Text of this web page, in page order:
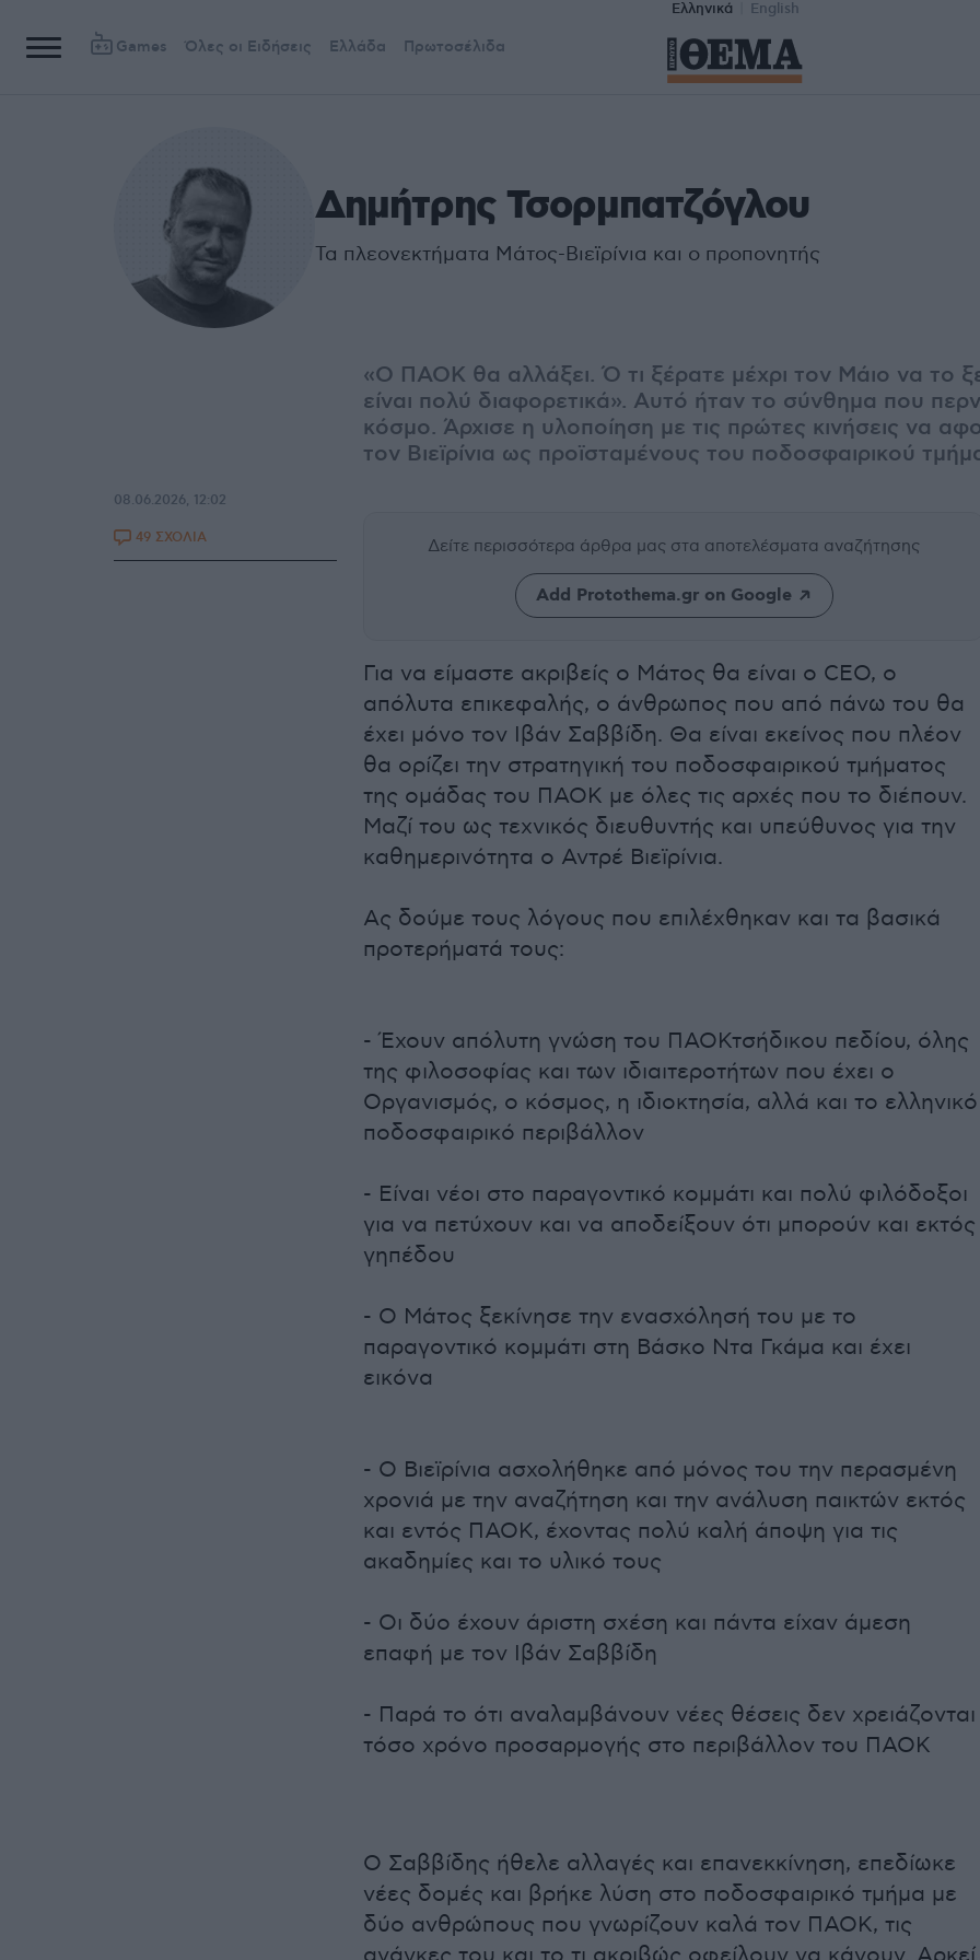
Ελληνικά English
Games Όλες οι Ειδήσεις Ελλάδα Πρωτοσέλιδα
Δημήτρης Τσορμπατζόγλου
Τα πλεονεκτήματα Μάτος-Βιεϊρίνια και ο προπονητής
«Ο ΠΑΟΚ θα αλλάξει. Ό τι ξέρατε μέχρι τον Μάιο να το
είναι πολύ διαφορετικά». Αυτό ήταν το σύνθημα που
κόσμο. Άρχισε η υλοποίηση με τις πρώτες κινήσεις να
τον Βιεϊρίνια ως προϊσταμένους του ποδοσφαιρικού
Δείτε περισσότερα άρθρα μας στα αποτελέσματα αναζήτησης
Add Protothema.gr on Google
Για να είμαστε ακριβείς ο Μάτος θα είναι ο CEO, ο
απόλυτα επικεφαλής, ο άνθρωπος που από πάνω του θα
έχει μόνο τον Ιβάν Σαββίδη. Θα είναι εκείνος που πλέον
θα ορίζει την στρατηγική του ποδοσφαιρικού τμήματος
της ομάδας του ΠΑΟΚ με όλες τις αρχές που το διέπουν.
Μαζί του ως τεχνικός διευθυντής και υπεύθυνος για την
καθημερινότητα ο Αντρέ Βιεϊρίνια.
Ας δούμε τους λόγους που επιλέχθηκαν και τα βασικά
προτερήματά τους:
- Έχουν απόλυτη γνώση του ΠΑΟΚτσήδικου πεδίου, όλης
της φιλοσοφίας και των ιδιαιτεροτήτων που έχει ο
Οργανισμός, ο κόσμος, η ιδιοκτησία, αλλά και το ελληνικό
ποδοσφαιρικό περιβάλλον
- Είναι νέοι στο παραγοντικό κομμάτι και πολύ φιλόδοξοι
για να πετύχουν και να αποδείξουν ότι μπορούν και εκτός
γηπέδου
- Ο Μάτος ξεκίνησε την ενασχόλησή του με το
παραγοντικό κομμάτι στη Βάσκο Ντα Γκάμα και έχει
εικόνα
- Ο Βιεϊρίνια ασχολήθηκε από μόνος του την περασμένη
χρονιά με την αναζήτηση και την ανάλυση παικτών εκτός
και εντός ΠΑΟΚ, έχοντας πολύ καλή άποψη για τις
ακαδημίες και το υλικό τους
- Οι δύο έχουν άριστη σχέση και πάντα είχαν άμεση
επαφή με τον Ιβάν Σαββίδη
- Παρά το ότι αναλαμβάνουν νέες θέσεις δεν χρειάζονται
τόσο χρόνο προσαρμογής στο περιβάλλον του ΠΑΟΚ
Ο Σαββίδης ήθελε αλλαγές και επανεκκίνηση, επεδίωκε
νέες δομές και βρήκε λύση στο ποδοσφαιρικό τμήμα με
δύο ανθρώπους που γνωρίζουν καλά τον ΠΑΟΚ, τις
08.06.2026, 12:02
49 ΣΧΟΛΙΑ